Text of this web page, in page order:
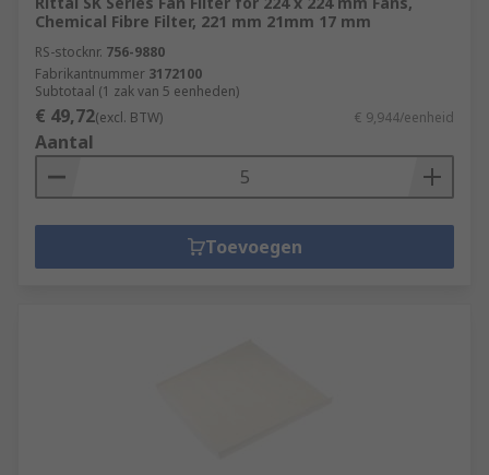
Chemical Fibre Filter, 221 mm 21mm 17 mm
RS-stocknr. 756-9880
Fabrikantnummer 3172100
Subtotaal (1 zak van 5 eenheden)
€ 49,72(excl. BTW) € 9,944/eenheid
Aantal
Toevoegen